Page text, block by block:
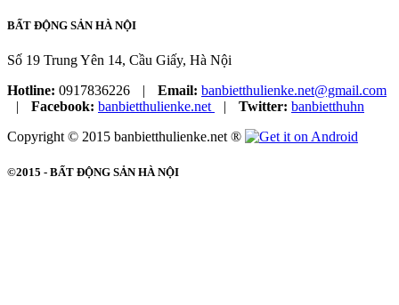
BẤT ĐỘNG SẢN HÀ NỘI
Số 19 Trung Yên 14, Cầu Giấy, Hà Nội
Hotline: 0917836226 | Email: banbietthulienke.net@gmail.com
|
Facebook: banbietthulienke.net | Twitter: banbietthuhn
Copyright © 2015 banbietthulienke.net ®
©2015 - BẤT ĐỘNG SẢN HÀ NỘI